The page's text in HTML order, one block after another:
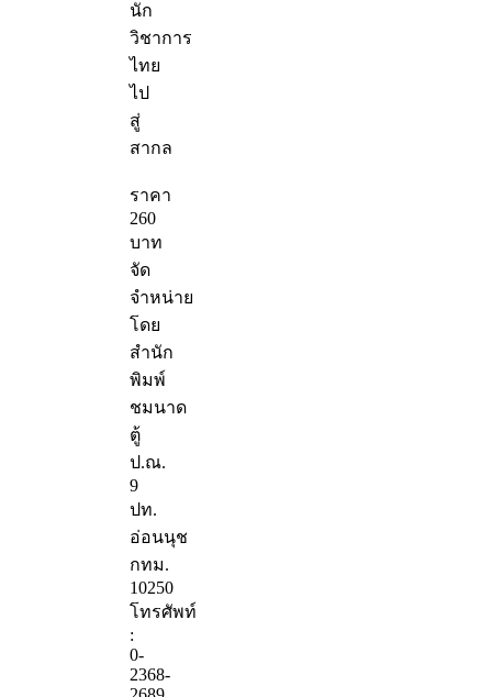
นัก
วิชาการ
ไทย
ไป
สู่
สากล
ราคา
260
บาท
จัด
จำหน่าย
โดย
สำนัก
พิมพ์
ชมนาด
ตู้
ป.ณ.
9
ปท.
อ่อนนุช
กทม.
10250
โทรศัพท์
:
0-
2368-